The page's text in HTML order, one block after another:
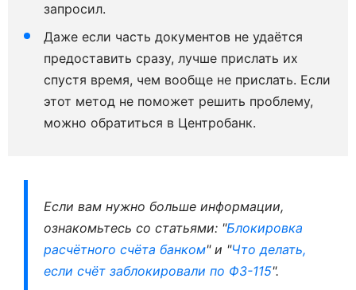
запросил.
Даже если часть документов не удаётся
предоставить сразу, лучше прислать их
спустя время, чем вообще не прислать. Если
этот метод не поможет решить проблему,
можно обратиться в Центробанк.
Если вам нужно больше информации,
ознакомьтесь со статьями: "Блокировка
расчётного счёта банком" и "Что делать,
если счёт заблокировали по ФЗ-115".